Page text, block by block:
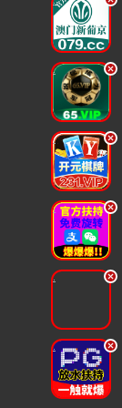
.
.
.
.
.